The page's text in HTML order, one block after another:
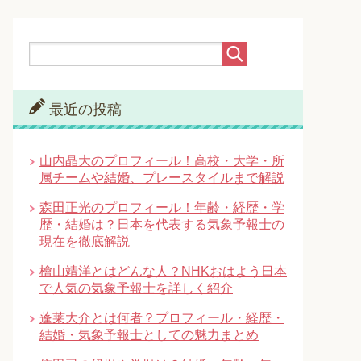
最近の投稿
山内晶大のプロフィール！高校・大学・所
属チームや結婚、プレースタイルまで解説
森田正光のプロフィール！年齢・経歴・学
歴・結婚は？日本を代表する気象予報士の
現在を徹底解説
檜山靖洋とはどんな人？NHKおはよう日本
で人気の気象予報士を詳しく紹介
蓬莱大介とは何者？プロフィール・経歴・
結婚・気象予報士としての魅力まとめ